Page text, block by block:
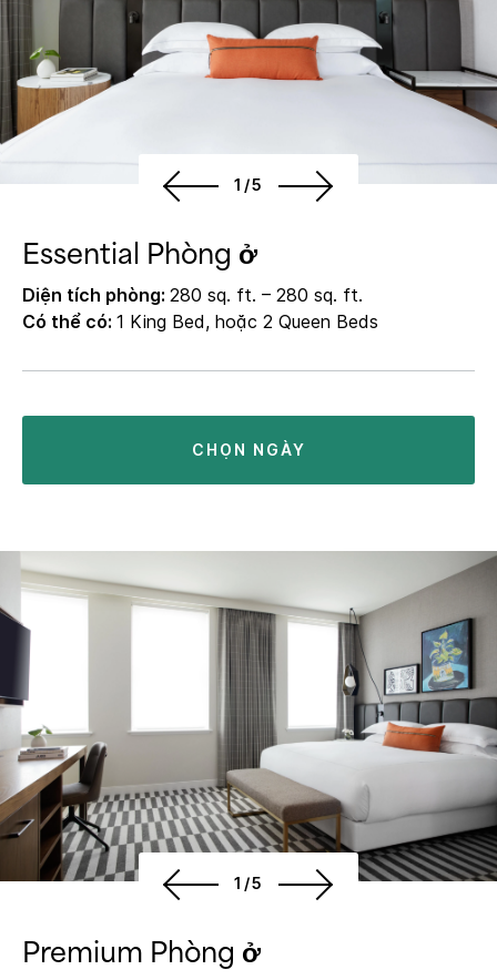
1/5
Essential Phòng ở
Diện tích phòng: 280 sq. ft. – 280 sq. ft.
Có thể có: 1 King Bed, hoặc 2 Queen Beds
CHỌN NGÀY
1/5
Premium Phòng ở